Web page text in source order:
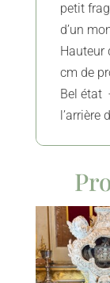
petit
d’un
Hauteur
cm de
Bel état
l’arrière